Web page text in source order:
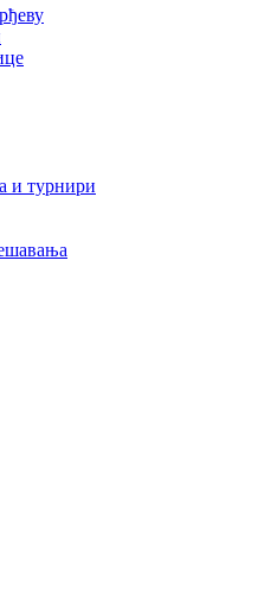
и турнири